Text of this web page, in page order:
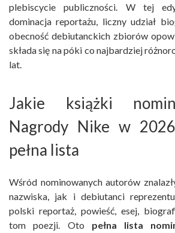
plebiscycie publiczności. W tej
dominacja reportażu, liczny udział
obecność debiutanckich zbiorów
składa się na póki co najbardziej
lat.
Jakie książki
Nagrody Nike w
pełna lista
Wśród nominowanych autorów
nazwiska, jak i debiutanci
polski reportaż, powieść, esej,
tom poezji. Oto pełna lista